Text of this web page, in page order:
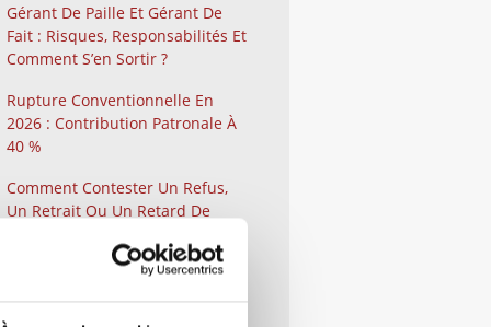
Gérant De Paille Et Gérant De
Fait : Risques, Responsabilités Et
Comment S’en Sortir ?
Rupture Conventionnelle En
2026 : Contribution Patronale À
40 %
Comment Contester Un Refus,
Un Retrait Ou Un Retard De
Lorsque Vous Êtes Une
Qu’est-Ce Que La Médiation Ou